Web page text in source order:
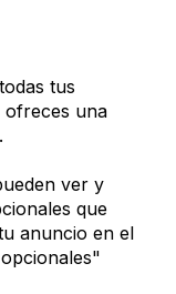
tus
ofreces una
ver y
que
anuncio en el